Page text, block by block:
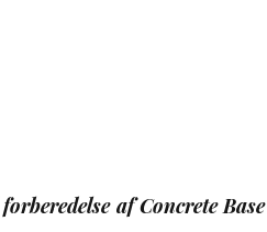
af Concrete Base